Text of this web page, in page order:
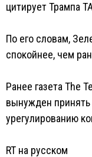
цитирует Трампа
По его словам,
спокойнее, чем
Ранее газета The
вынужден
урегулированию
RT на русском